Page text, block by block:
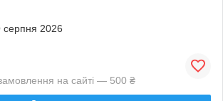
серпня 2026
на сайті — 500 ₴